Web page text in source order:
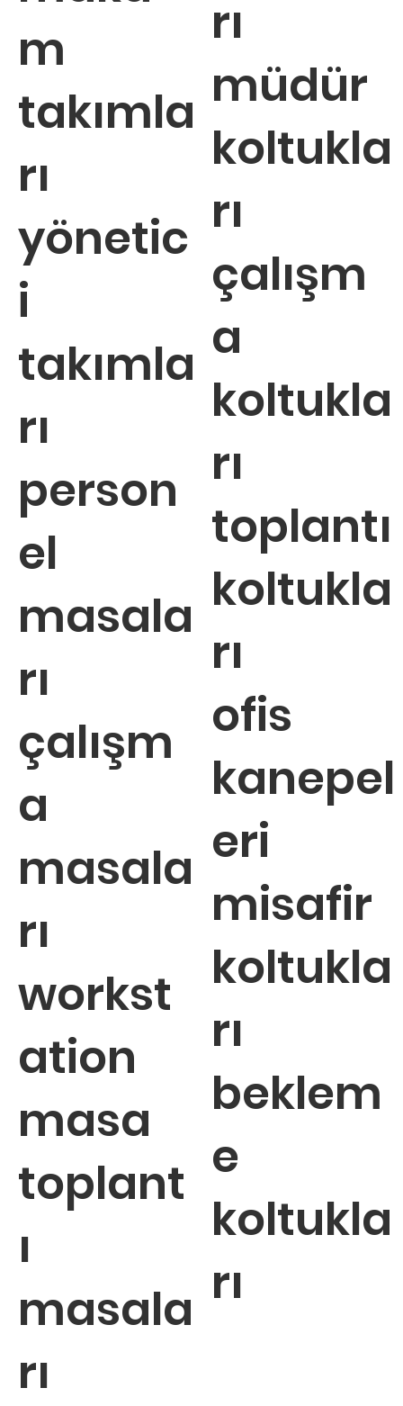
m
takımla
rı
yönetic
i
takımla
rı
person
el
masala
rı
çalışm
a
masala
rı
workst
ation
masa
toplant
ı
masala
rı
rı
müdür
koltukla
rı
çalışm
a
koltukla
rı
toplantı
koltukla
rı
ofis
kanepel
eri
misafir
koltukla
rı
beklem
e
koltukla
rı